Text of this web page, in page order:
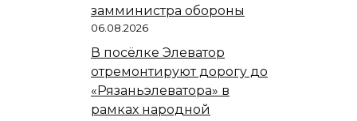
замминистра обороны
06.08.2026
В посёлке Элеватор
отремонтируют дорогу до
«Рязаньэлеватора» в
рамках народной